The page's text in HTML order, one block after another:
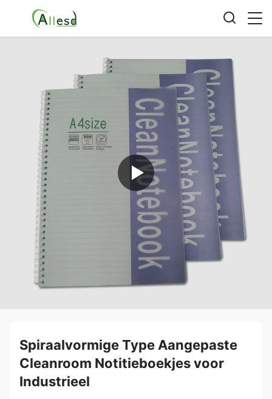
Spiraalvormige Type Aangepaste
Cleanroom Notitieboekjes voor
Industrieel